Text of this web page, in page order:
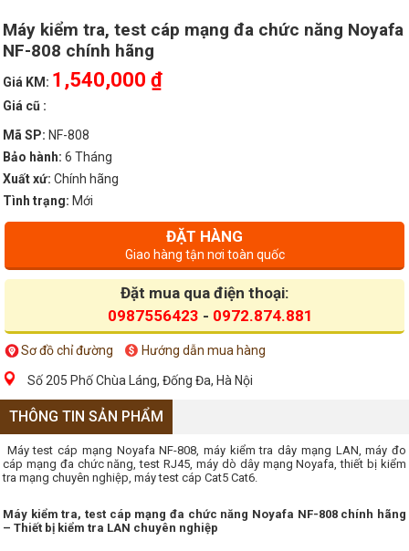
Máy kiểm tra, test cáp mạng đa chức năng Noyafa
NF-808 chính hãng
Giá KM: 1,540,000 ₫
Giá cũ :
Mã SP: NF-808
Bảo hành: 6 Tháng
Xuất xứ: Chính hãng
Tình trạng: Mới
ĐẶT HÀNG
Giao hàng tận nơi toàn quốc
Đặt mua qua điện thoại:
0987556423 - 0972.874.881
Sơ đồ chỉ đường Hướng dẫn mua hàng
Số 205 Phố Chùa Láng, Đống Đa, Hà Nội
THÔNG TIN SẢN PHẨM
Máy test cáp mạng Noyafa NF-808, máy kiểm tra dây mạng LAN, máy đo
cáp mạng đa chức năng, test RJ45, máy dò dây mạng Noyafa, thiết bị kiểm
tra mạng chuyên nghiệp, máy test cáp Cat5 Cat6.
Máy kiểm tra, test cáp mạng đa chức năng Noyafa NF-808 chính hãng
– Thiết bị kiểm tra LAN chuyên nghiệp